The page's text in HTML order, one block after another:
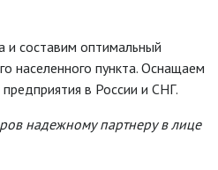
и составим оптимальный
населенного пункта. Оснащаем
в России и СНГ.
надежному партнеру в лице